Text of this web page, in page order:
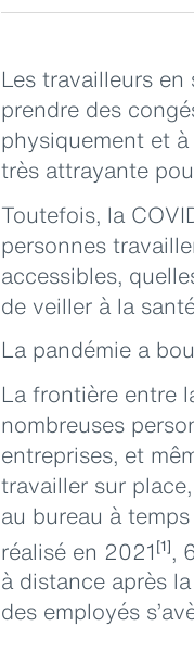
Les travailleurs
prendre des
physiquement et
très attrayante
Toutefois, la
personnes
accessibles,
de veiller à la
La pandémie a
La frontière entre
nombreuses
entreprises, et
travailler sur
au bureau à
réalisé en 2021 [1],
à distance après
des employés